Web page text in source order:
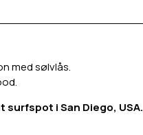
med sølvlås.
surfspot i San Diego, USA.